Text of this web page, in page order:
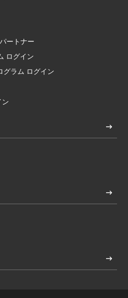
ートナー
ログイン
グラム ログイン
ン